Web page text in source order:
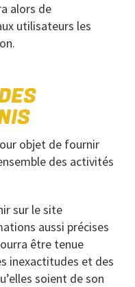
alors de
utilisateurs les
objet de fournir
des activités
sur le site
aussi précises
être tenue
inexactitudes et des
soient de son